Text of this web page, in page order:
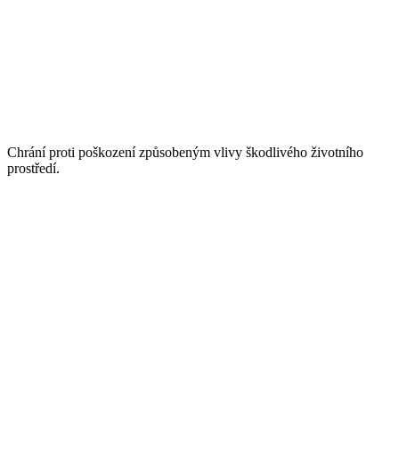
Chrání proti poškození způsobeným vlivy škodlivého životního
prostředí.